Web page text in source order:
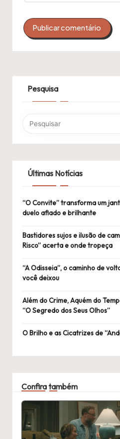
Pesquisa
Últimas Notícias
“O Convite” transforma um
duelo afiado e brilhante
Bastidores sujos e ilusão de
Risco” acerta e onde tropeça
“A Odisseia”, o caminho de
você deixou
Além do Crime, Aquém do
“O Segredo dos Seus Olhos”
O Brilho e as Cicatrizes de
Confira também